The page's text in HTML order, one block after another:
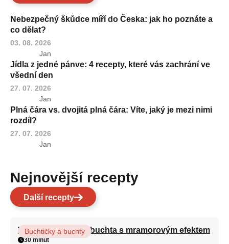
Nebezpečný škůdce míří do Česka: jak ho poznáte a
co dělat?
03. 08. 2026
Jan
Jídla z jedné pánve: 4 recepty, které vás zachrání ve
všední den
27. 07. 2026
Jan
Plná čára vs. dvojitá plná čára: Víte, jaký je mezi nimi
rozdíl?
27. 07. 2026
Jan
Nejnovější recepty
Další recepty
Vláčná olejová litá buchta s mramorovým efektem
Buchtičky a buchty
30 minut